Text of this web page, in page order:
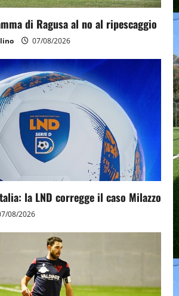
di Ragusa al no al ripescaggio
07/08/2026
la LND corregge il caso Milazzo
08/2026